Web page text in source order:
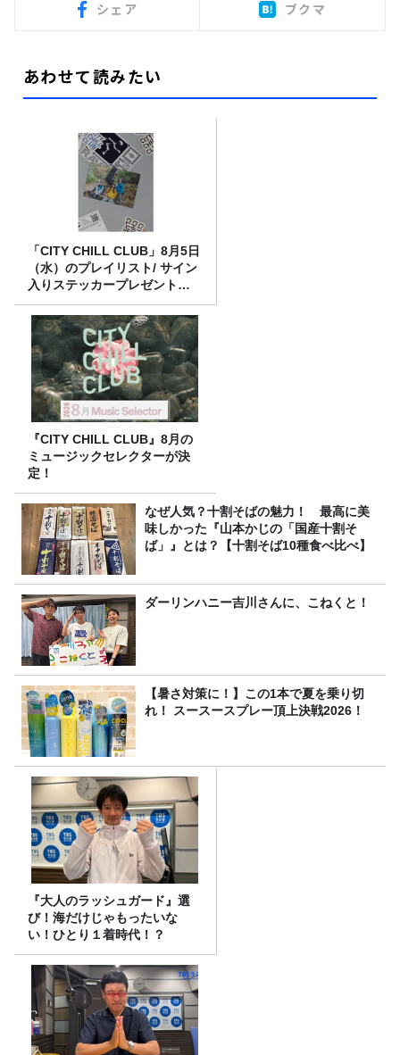
シェア ブクマ
あわせて読みたい
「CITY CHILL CLUB」8月5日
（水）のプレイリスト/ サイン
入りステッカープレゼント有
り
『CITY CHILL CLUB』8月の
ミュージックセレクターが決
定！
なぜ人気？十割そばの魅力！ 最高に美
味しかった『山本かじの「国産十割そ
ば」』とは？【十割そば10種食べ比べ】
ダーリンハニー吉川さんに、こねくと！
【暑さ対策に！】この1本で夏を乗り切
れ！ スースースプレー頂上決戦2026！
『大人のラッシュガード』選
び！海だけじゃもったいな
い！ひとり１着時代！？